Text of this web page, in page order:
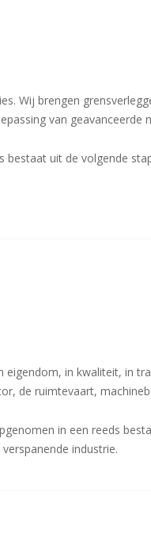
Wij brengen
van geavanceerde
bestaat uit de volgende
in kwaliteit, in
de ruimtevaart,
in een reeds
industrie.